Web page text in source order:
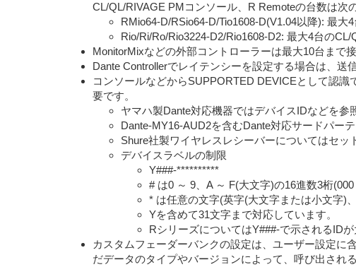
CL/QL/RIVAGE PMコンソール、R Remoteの台数は次
RMio64-D/RSio64-D/Tio1608-D(V1.04以降): 最
Rio/Ri/Ro/Rio3224-D2/Rio1608-D2: 最大4台の
MonitorMixなどの外部コントローラーは最大10台まで接
Dante Controllerでレイテンシーを設定する場合は、送
コンソールなどからSUPPORTED DEVICEとして認
要です。
ヤマハ製Dante対応機器ではデバイスIDなどを
Dante-MY16-AUD2を含むDante対応サードパー
Shure社製ワイヤレスレシーバーについてはセッ
デバイスラベルの制限
Y###-**********
# は0 ～ 9、A ～ F(大文字)の16進数3桁
* は任意の文字(英字(大文字または小文字)
Yを含めて31文字まで対応しています。
RシリーズについてはY###-で示されるID
カスタムフェーダーバンクの設定は、ユーザー設定に
だデータのタイプやバージョンによって、呼び出され